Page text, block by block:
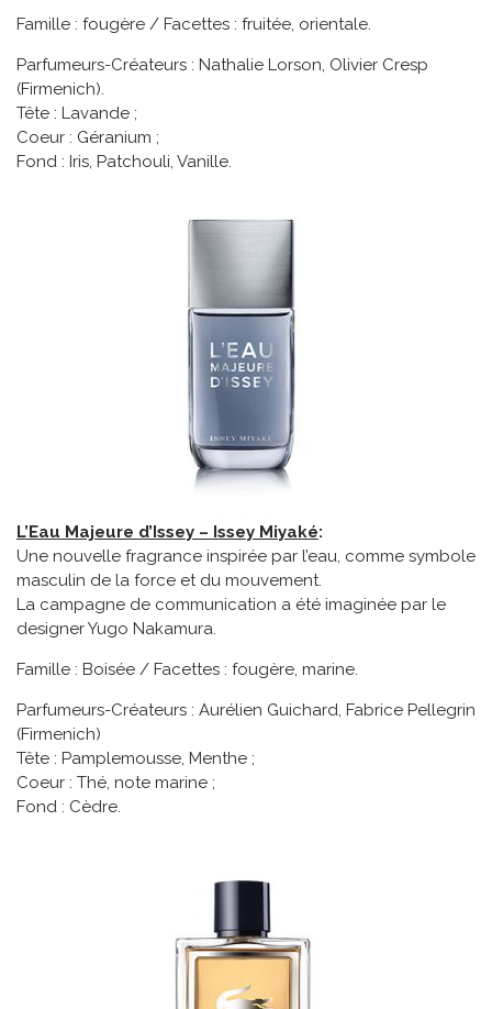
Famille : fougère / Facettes : fruitée, orientale.
Parfumeurs-Créateurs : Nathalie Lorson, Olivier Cresp
(Firmenich).
Tête : Lavande ;
Coeur : Géranium ;
Fond : Iris, Patchouli, Vanille.
L’Eau Majeure d’Issey – Issey Miyaké:
Une nouvelle fragrance inspirée par l’eau, comme symbole
masculin de la force et du mouvement.
La campagne de communication a été imaginée par le
designer Yugo Nakamura.
Famille : Boisée / Facettes : fougère, marine.
Parfumeurs-Créateurs : Aurélien Guichard, Fabrice Pellegrin
(Firmenich)
Tête : Pamplemousse, Menthe ;
Coeur : Thé, note marine ;
Fond : Cèdre.